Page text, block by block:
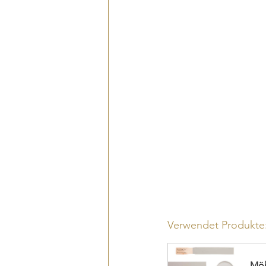
Verwendet Produkte: